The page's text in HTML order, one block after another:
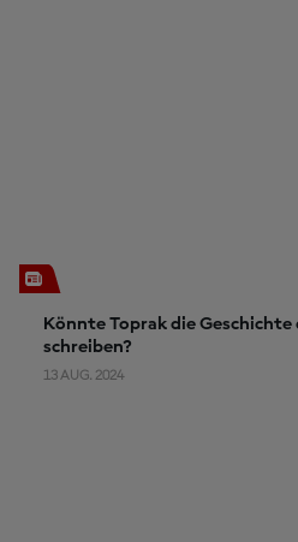
Könnte Toprak die Geschichte
schreiben?
13 AUG. 2024